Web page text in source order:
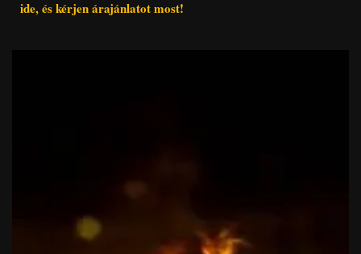
ide, és kérjen árajánlatot most!